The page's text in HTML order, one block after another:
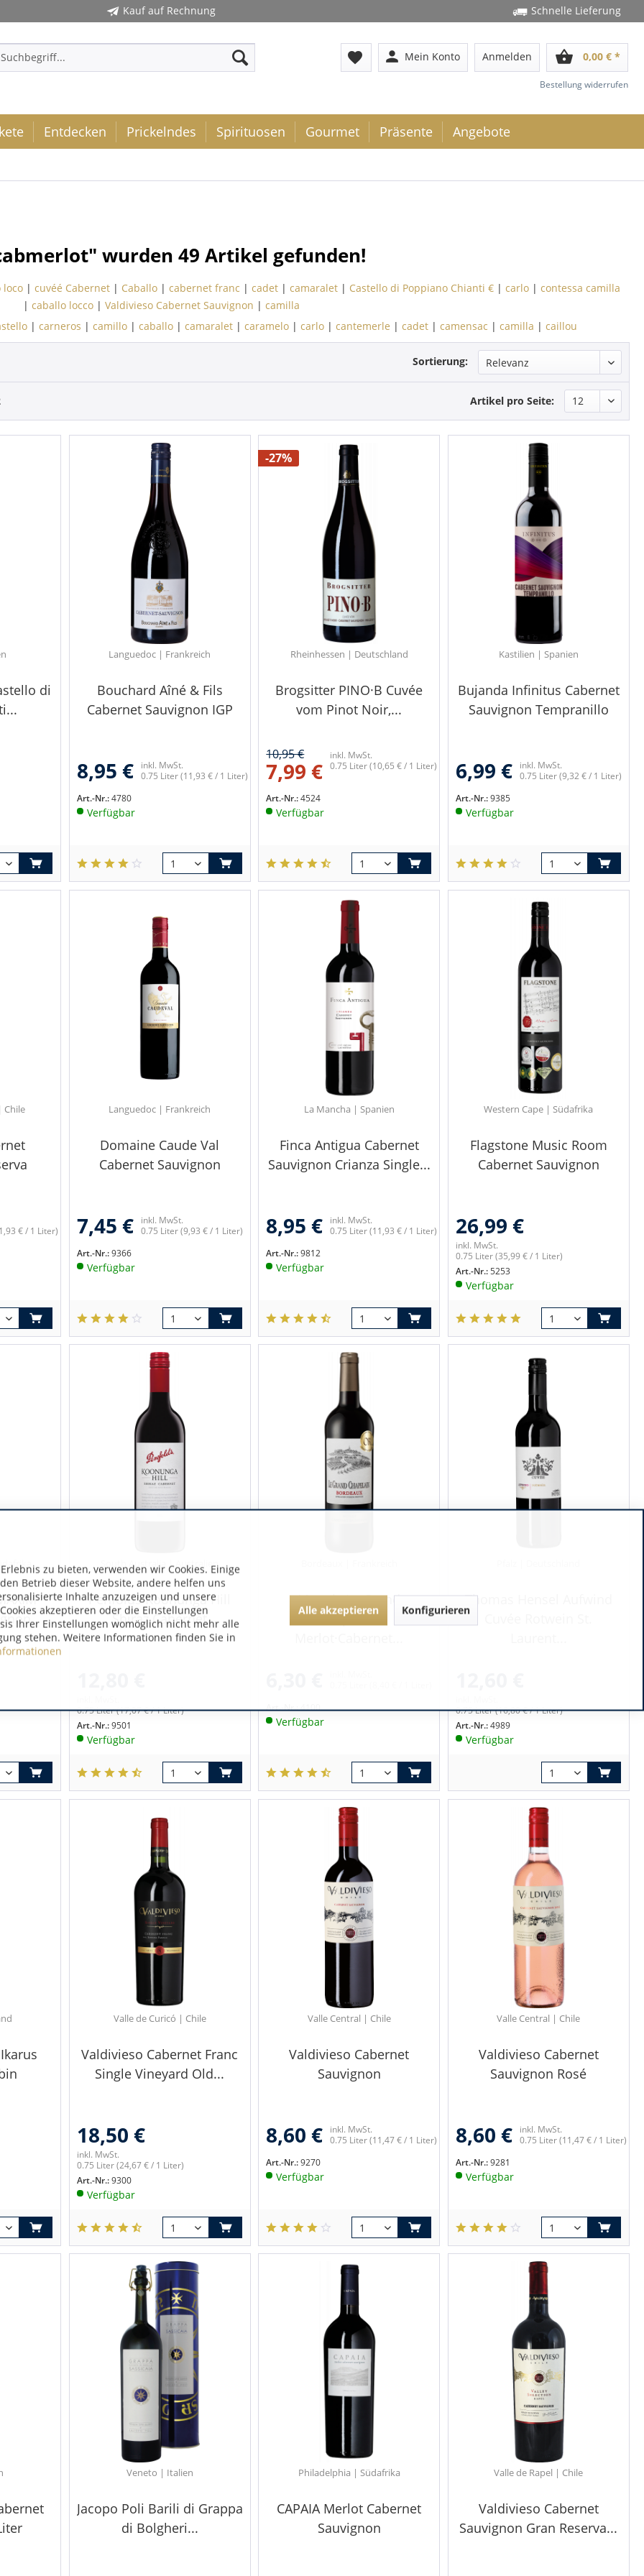
Kauf auf Rechnung Schnelle Lieferung
favorite person Mein Konto Anmelden shopping_basket 0,00 € *
Bestellung widerrufen
Entdecken Prickelndes Spirituosen Gourmet Präsente Angebote
wurden 49 Artikel gefunden!
loco| cuvéé Cabernet| Caballo| cabernet franc | cadet| camaralet| Castello di Poppiano Chianti €| carlo| contessa camilla
| caballo locco| Valdivieso Cabernet Sauvignon | camilla
| carneros | camillo | caballo | camaralet | caramelo | carlo | cantemerle | cadet | camensac | camilla | caillou
Sortierung:
Artikel pro Seite:
di
Languedoc | Frankreich
Bouchard Aîné & Fils
Cabernet Sauvignon IGP
8,95 €
inkl. MwSt.
0.75 Liter(11,93 € / 1 Liter)
Art.-Nr.:4780
Verfügbar
-27%
Rheinhessen | Deutschland
Brogsitter PINO·B Cuvée
vom Pinot Noir,...
10,95 €
7,99 €
inkl. MwSt.
0.75 Liter(10,65 € / 1 Liter)
Art.-Nr.:4524
Verfügbar
Kastilien | Spanien
Bujanda Infinitus Cabernet
Sauvignon Tempranillo
6,99 €
inkl. MwSt.
0.75 Liter(9,32 € / 1 Liter)
Art.-Nr.:9385
Verfügbar
Chile
€ / 1 Liter)
Languedoc | Frankreich
Domaine Caude Val
Cabernet Sauvignon
7,45 €
inkl. MwSt.
0.75 Liter(9,93 € / 1 Liter)
Art.-Nr.:9366
Verfügbar
La Mancha | Spanien
Finca Antigua Cabernet
Sauvignon Crianza Single...
8,95 €
inkl. MwSt.
0.75 Liter(11,93 € / 1 Liter)
Art.-Nr.:9812
Verfügbar
Western Cape | Südafrika
Flagstone Music Room
Cabernet Sauvignon
26,99 €
inkl. MwSt.
0.75 Liter(35,99 € / 1 Liter)
Art.-Nr.:5253
Verfügbar
South Australia | Australien
Penfolds Koonunga Hill
Shiraz Cabernet
0.75 Liter(17,07 € / 1 Liter)
Art.-Nr.:9501
Verfügbar
Moueix Le Grand
Chapelain
Art.-Nr.:4100
Verfügbar
Thomas Hensel Aufwind
0.75 Liter(16,80 € / 1 Liter)
Art.-Nr.:4989
Verfügbar
Valle de Curicó | Chile
Valdivieso Cabernet Franc
Single Vineyard Old...
18,50 €
inkl. MwSt.
0.75 Liter(24,67 € / 1 Liter)
Art.-Nr.:9300
Verfügbar
Valle Central | Chile
Valdivieso Cabernet
Sauvignon
8,60 €
inkl. MwSt.
0.75 Liter(11,47 € / 1 Liter)
Art.-Nr.:9270
Verfügbar
Valle Central | Chile
Valdivieso Cabernet
Sauvignon Rosé
8,60 €
inkl. MwSt.
0.75 Liter(11,47 € / 1 Liter)
Art.-Nr.:9281
Verfügbar
Veneto | Italien
Jacopo Poli Barili di Grappa
di Bolgheri...
Philadelphia | Südafrika
CAPAIA Merlot Cabernet
Sauvignon
Valle de Rapel | Chile
Valdivieso Cabernet
Sauvignon Gran Reserva...
zu bieten, verwenden wir Cookies. Einige
Betrieb dieser Website, andere helfen uns
Inhalte anzuzeigen und unsere
akzeptieren oder die Einstellungen
Ihrer Einstellungen womöglich nicht mehr alle
stehen. Weitere Informationen finden Sie in
Alle akzeptieren Konfigurieren